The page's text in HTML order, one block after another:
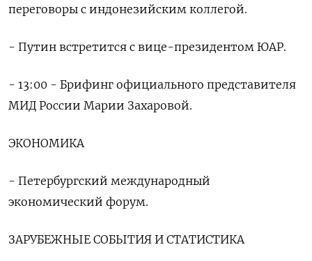
переговоры с индонезийским коллегой.
- Путин встретится с вице-президентом ЮАР.
- 13:00 - Брифинг официального представителя
МИД России Марии Захаровой.
ЭКОНОМИКА
- Петербургский международный
экономический форум.
ЗАРУБЕЖНЫЕ СОБЫТИЯ И СТАТИСТИКА